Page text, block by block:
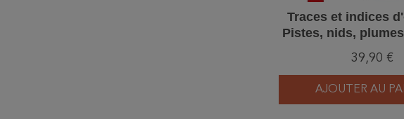
Traces et indices
Pistes, nids,
39,90 €
AJOUTER AU